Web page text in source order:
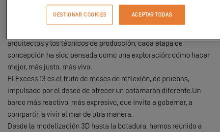
es la culminación de un proyecto llevado con pasión, rigor y
arquitectos y los técnicos de producción, cada etapa de
concepción ha sido pensada como una exploración: cómo hacer
mejor, más justo, más vivo.
El Excess 13 es el fruto de meses de reflexión, de pruebas,
impulsado por el deseo de ofrecer un catamarán diferente.Un
barco más reactivo, más expresivo, que invita a gobernar, a
compartir, a vivir el mar de otra manera.
Desde la modelización 3D hasta la botadura, hemos reunido a
GESTIONAR COOKIES ACEPTAR TODAS